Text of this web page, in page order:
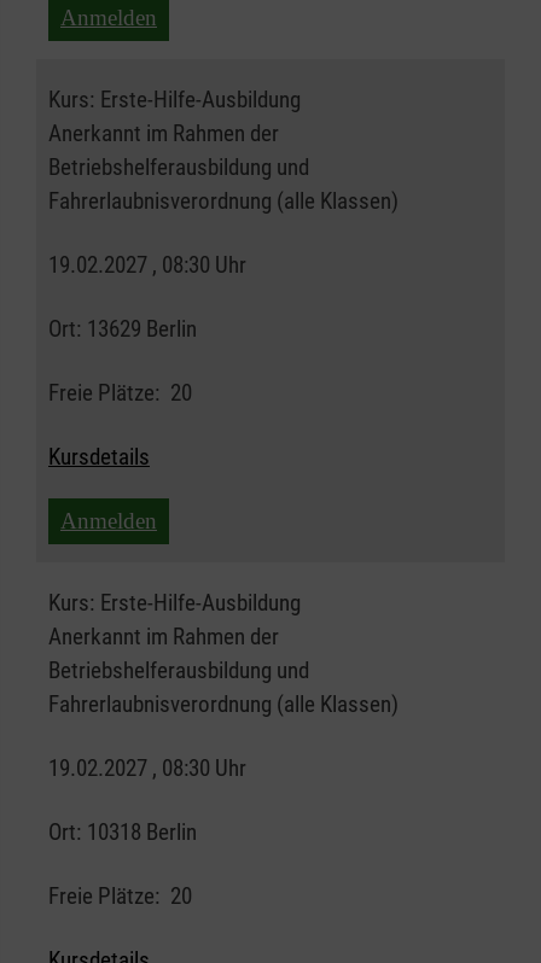
Anmelden
Kurs: Erste-Hilfe-Ausbildung
Anerkannt im Rahmen der
Betriebshelferausbildung und
Fahrerlaubnisverordnung (alle Klassen)
19.02.2027 , 08:30 Uhr
Ort: 13629 Berlin
Freie Plätze: 20
Kursdetails
Anmelden
Kurs: Erste-Hilfe-Ausbildung
Anerkannt im Rahmen der
Betriebshelferausbildung und
Fahrerlaubnisverordnung (alle Klassen)
19.02.2027 , 08:30 Uhr
Ort: 10318 Berlin
Freie Plätze: 20